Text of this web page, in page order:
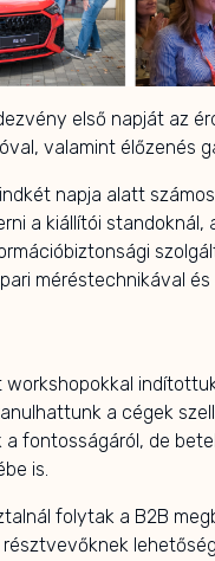
első napját az
valamint élőzenés
napja alatt
a kiállítói
méréstechnikával
workshopokkal
a cégek
a fontosságáról, de
is.
folytak a B2B
résztvevőknek